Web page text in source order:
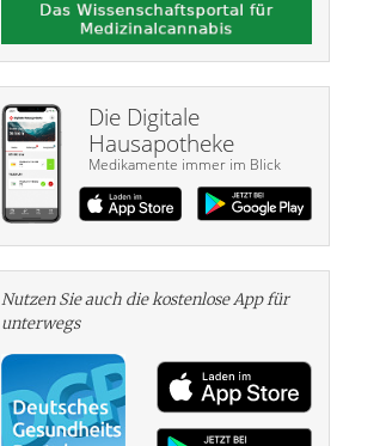
Die Digitale
Hausapotheke
Medikamente immer im Blick
Nutzen Sie auch die kosten­lose App für
unterwegs